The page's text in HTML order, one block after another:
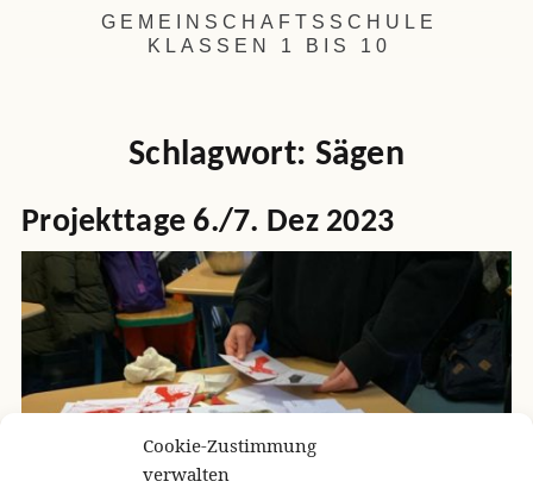
Cookie-Zustimmung
verwalten
GEMEINSCHAFTSSCHULE
KLASSEN 1 BIS 10
Schlagwort: Sägen
Projekttage 6./7. Dez 2023